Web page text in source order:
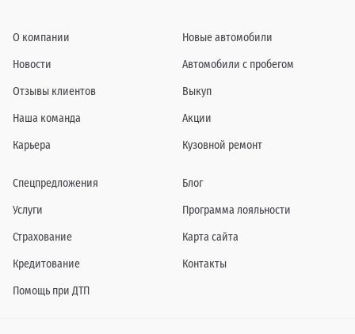
О компании
Новости
Отзывы клиентов
Наша команда
Карьера
Новые автомобили
Автомобили с пробегом
Выкуп
Акции
Кузовной ремонт
Спецпредложения
Услуги
Страхование
Кредитование
Помощь при ДТП
Блог
Программа лояльности
Карта сайта
Контакты